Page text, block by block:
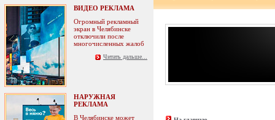
ВИДЕО РЕКЛАМА
Огромный рекламный
экран в Челябинске
отключили после
многочисленных жалоб
Читать дальше...
НАРУЖНАЯ
РЕКЛАМА
В Челябинске может